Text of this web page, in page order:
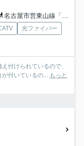
名古屋市営東山線「中村日赤」駅 徒歩14分
光ファイバー
付けられているので、
付いているの... もっと